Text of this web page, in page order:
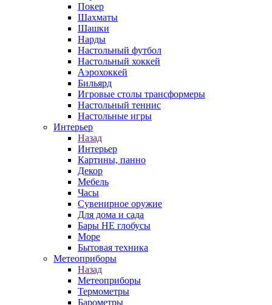
Покер
Шахматы
Шашки
Нарды
Настольный футбол
Настольный хоккей
Аэрохоккей
Бильярд
Игровые столы трансформеры
Настольный теннис
Настольные игры
Интерьер
Назад
Интерьер
Картины, панно
Декор
Мебель
Часы
Сувенирное оружие
Для дома и сада
Бары НЕ глобусы
Море
Бытовая техника
Метеоприборы
Назад
Метеоприборы
Термометры
Барометры